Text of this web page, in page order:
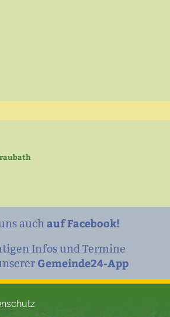
auch auf Facebook!
Infos und Termine
Gemeinde24-App